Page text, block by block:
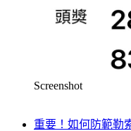
Screenshot
重要！如何防範勒